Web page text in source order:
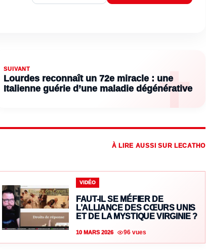
SUIVANT
Lourdes reconnaît un 72e miracle : une
Italienne guérie d’une maladie dégénérative
À LIRE AUSSI SUR LECATHO
VIDÉO
FAUT-IL SE MÉFIER DE
L’ALLIANCE DES CŒURS UNIS
ET DE LA MYSTIQUE VIRGINIE ?
10 MARS 2026 96 vues